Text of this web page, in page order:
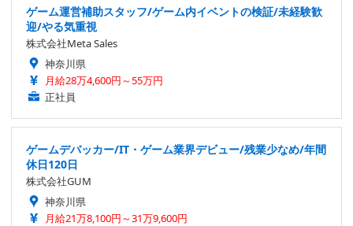
ゲーム運営補助スタッフ/ゲーム内イベントの検証/未経験歓
迎/やる気重視
株式会社Meta Sales
神奈川県
月給28万4,600円～55万円
正社員
ゲームデバッカー/IT・ゲーム業界デビュー/残業少なめ/年間
休日120日
株式会社GUM
神奈川県
月給21万8,100円～31万9,600円